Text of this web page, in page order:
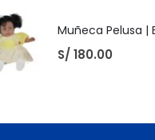
S/180.00